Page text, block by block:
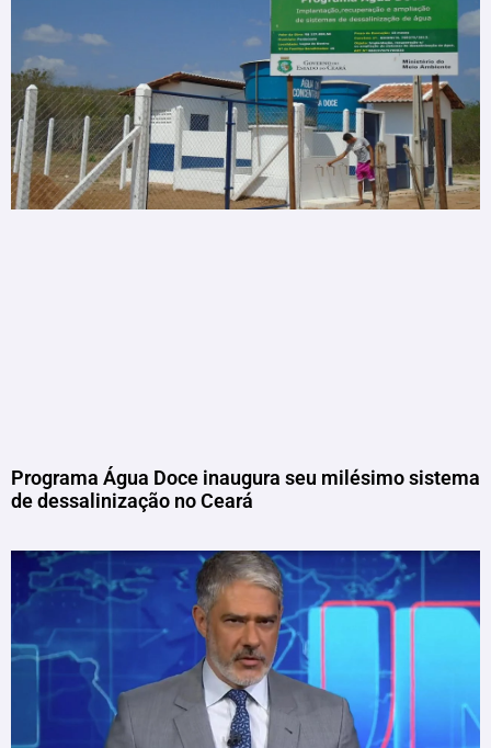
Programa Água Doce inaugura seu milésimo sistema
de dessalinização no Ceará